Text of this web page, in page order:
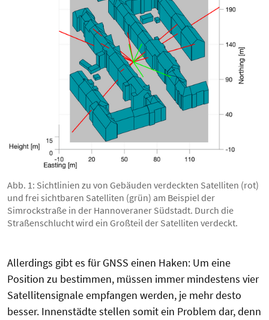
Abb. 1: Sichtlinien zu von Gebäuden verdeckten Satelliten (rot)
und frei sichtbaren Satelliten (grün) am Beispiel der
Simrockstraße in der Hannoveraner Südstadt. Durch die
Straßenschlucht wird ein Großteil der Satelliten verdeckt.
Allerdings gibt es für GNSS einen Haken: Um eine
Position zu bestimmen, müssen immer mindestens vier
Satellitensignale empfangen werden, je mehr desto
besser. Innenstädte stellen somit ein Problem dar, denn